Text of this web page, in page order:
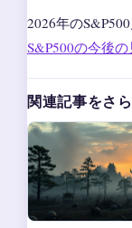
2026年の
S&P500の今後
関連記事をさ